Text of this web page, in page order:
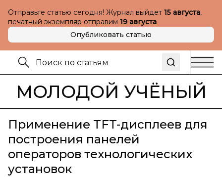
Отправьте статью сегодня! Журнал выйдет 15 августа,
печатный экземпляр отправим 19 августа
Опубликовать статью
МОЛОДОЙ УЧЁНЫЙ
Применение TFT-дисплеев для
построения панелей
операторов технологических
установок